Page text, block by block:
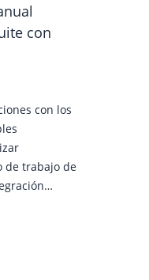
con
con los
de trabajo de